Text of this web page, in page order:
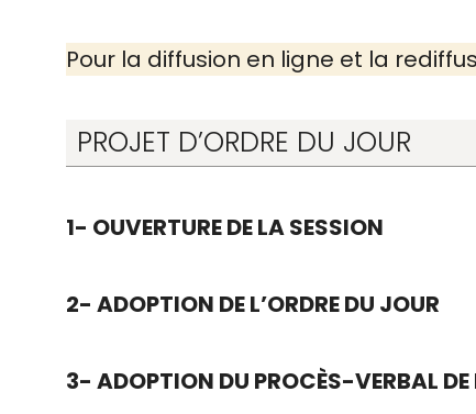
Pour la diffusion en ligne et la
PROJET D’ORDRE DU JOUR
1- OUVERTURE DE LA SESSION
2- ADOPTION DE L’ORDRE DU JOUR
3- ADOPTION DU PROCÈS-VERBAL